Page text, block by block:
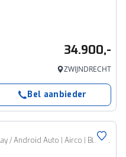
34.900,-
ZWIJNDRECHT
Bel aanbieder
1.4 T-Jet 145pk | Summer Deals | Carplay / Android Auto | Airco | Bluetooth